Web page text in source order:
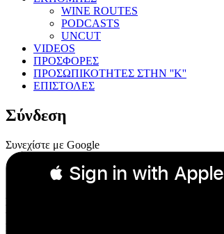
WINE ROUTES
PODCASTS
UNCUT
VIDEOS
ΠΡΟΣΦΟΡΕΣ
ΠΡΟΣΩΠΙΚΟΤΗΤΕΣ ΣΤΗΝ ''Κ''
ΕΠΙΣΤΟΛΕΣ
Σύνδεση
Συνεχίστε με Google
 Sign in with Apple
Συνεχίστε με Apple
ή
Email: